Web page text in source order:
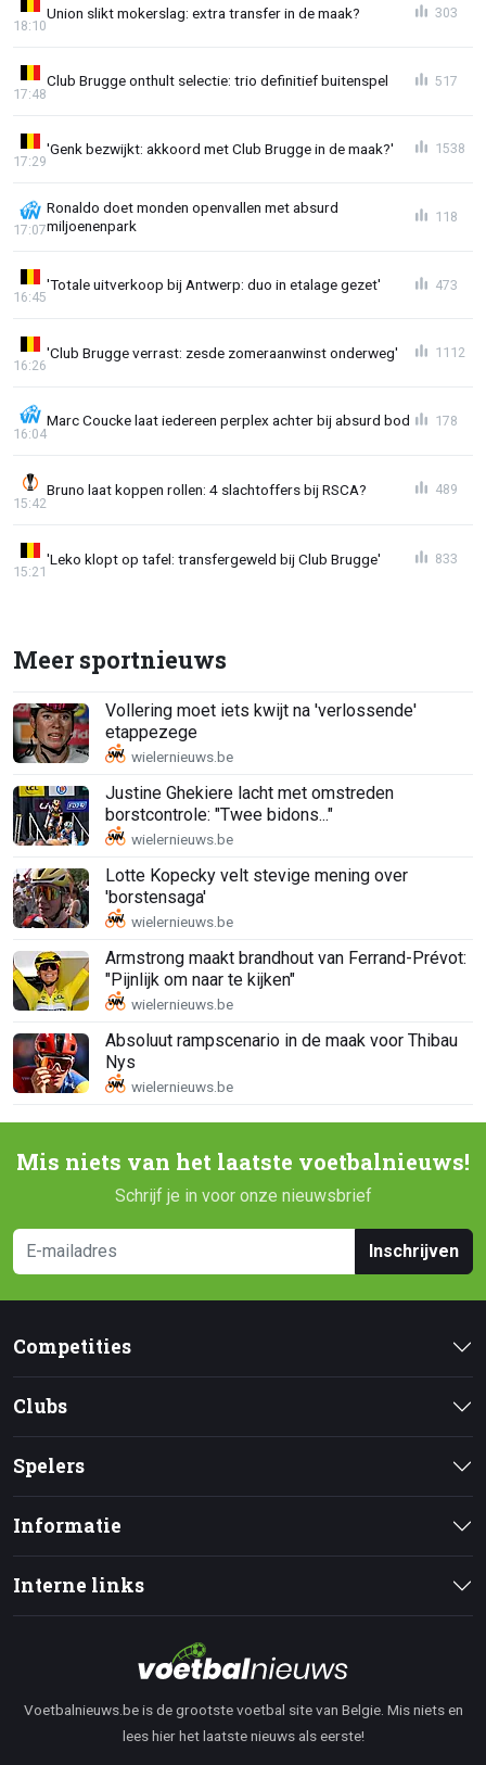
Union slikt mokerslag: extra transfer in de maak?
18:10
303
Club Brugge onthult selectie: trio definitief buitenspel
17:48
517
'Genk bezwijkt: akkoord met Club Brugge in de maak?'
17:29
1538
Ronaldo doet monden openvallen met absurd
miljoenenpark
17:07
118
'Totale uitverkoop bij Antwerp: duo in etalage gezet'
16:45
473
'Club Brugge verrast: zesde zomeraanwinst onderweg'
16:26
1112
Marc Coucke laat iedereen perplex achter bij absurd bod
16:04
178
Bruno laat koppen rollen: 4 slachtoffers bij RSCA?
15:42
489
'Leko klopt op tafel: transfergeweld bij Club Brugge'
15:21
833
Meer sportnieuws
Vollering moet iets kwijt na 'verlossende'
etappezege
Justine Ghekiere lacht met omstreden
borstcontrole: "Twee bidons..."
Lotte Kopecky velt stevige mening over
'borstensaga'
Armstrong maakt brandhout van Ferrand-Prévot:
"Pijnlijk om naar te kijken"
Absoluut rampscenario in de maak voor Thibau
Nys
Mis niets van het laatste voetbalnieuws!
Schrijf je in voor onze nieuwsbrief
Inschrijven
Competities
Clubs
Spelers
Informatie
Interne links
Voetbalnieuws.be is de grootste voetbal site van Belgie. Mis niets en
lees hier het laatste nieuws als eerste!